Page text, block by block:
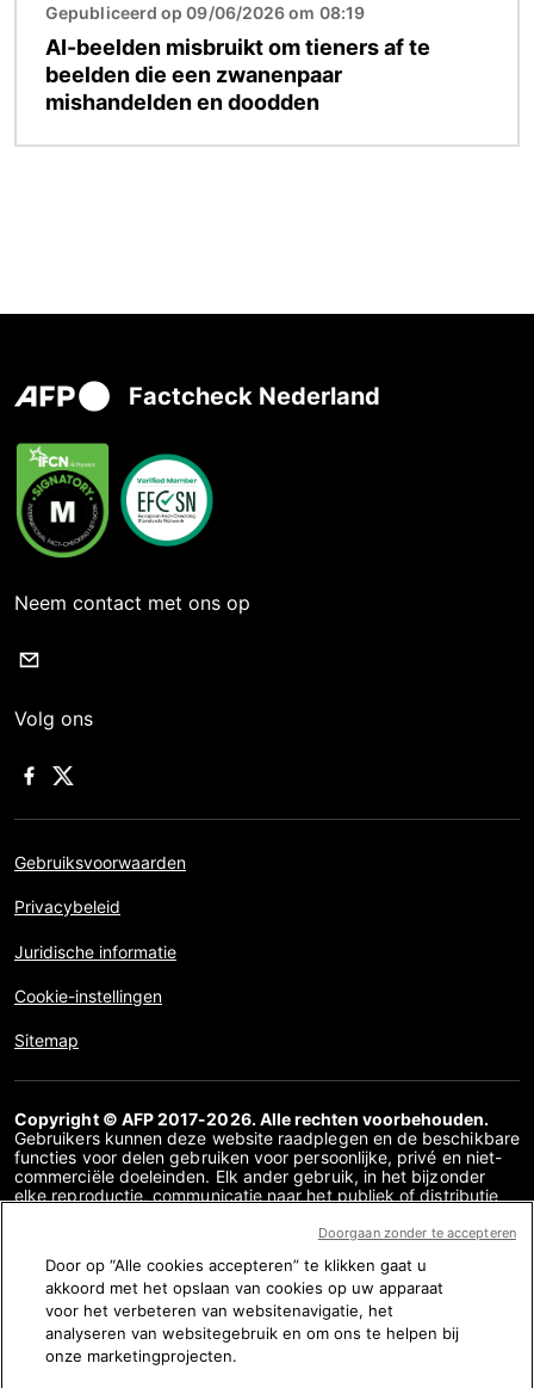
Gepubliceerd op 09/06/2026 om 08:19
AI-beelden misbruikt om tieners af te
beelden die een zwanenpaar
mishandelden en doodden
Factcheck Nederland
Neem contact met ons op
Volg ons
Gebruiksvoorwaarden
Privacybeleid
Juridische informatie
Cookie-instellingen
Sitemap
Copyright © AFP 2017-2026. Alle rechten voorbehouden.
Gebruikers kunnen deze website raadplegen en de beschikbare
functies voor delen gebruiken voor persoonlijke, privé en niet-
commerciële doeleinden. Elk ander gebruik, in het bijzonder
elke reproductie, communicatie naar het publiek of distributie
enig ander doel en/of op enige andere manier, zonder dat een
is streng verboden. De inhoud die wordt afgebeeld of
opgenomen via links binnen de factchecking inhoud wordt
verstrekt voor zover nodig voor een correct begrip van de
verificatie van de betreffende informatie. AFP heeft geen
rechten verkregen van de auteurs of eigenaren van het
auteursrecht van deze content van derden en is in dit opzicht
Door op “Alle cookies accepteren” te klikken gaat u
akkoord met het opslaan van cookies op uw apparaat
voor het verbeteren van websitenavigatie, het
analyseren van websitegebruik en om ons te helpen bij
onze marketingprojecten.
Doorgaan zonder te accepteren